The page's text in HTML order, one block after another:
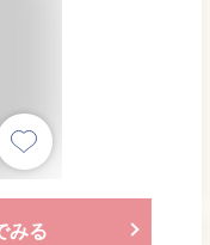
みる